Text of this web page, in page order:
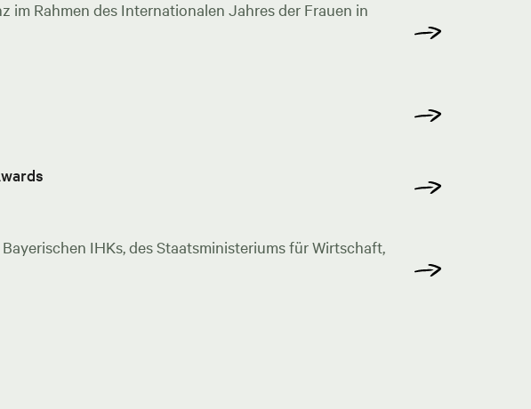
im Rahmen des Internationalen Jahres der Frauen in
IHKs, des Staatsministeriums für Wirtschaft,